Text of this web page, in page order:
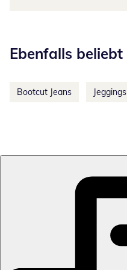
Ebenfalls beliebt
Bootcut Jeans Jeggings